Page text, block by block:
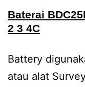
Baterai
2 3 4C
Battery
atau alat